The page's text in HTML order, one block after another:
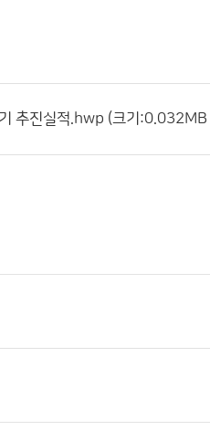
추진실적.hwp (크기